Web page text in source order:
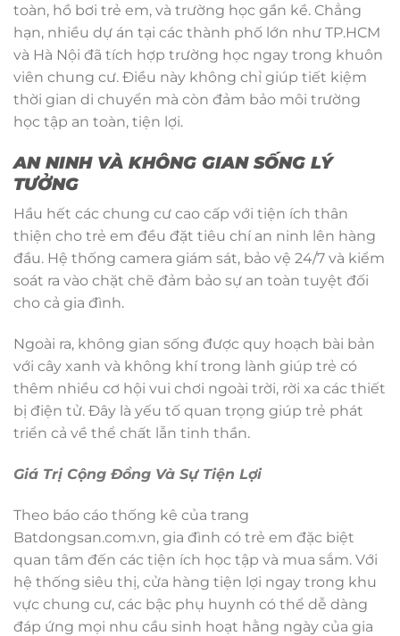
toàn, hồ bơi trẻ em, và trường học gần kề. Chẳng
hạn, nhiều dự án tại các thành phố lớn như TP.HCM
và Hà Nội đã tích hợp trường học ngay trong khuôn
viên chung cư. Điều này không chỉ giúp tiết kiệm
thời gian di chuyển mà còn đảm bảo môi trường
học tập an toàn, tiện lợi.
AN NINH VÀ KHÔNG GIAN SỐNG LÝ
TƯỞNG
Hầu hết các chung cư cao cấp với tiện ích thân
thiện cho trẻ em đều đặt tiêu chí an ninh lên hàng
đầu. Hệ thống camera giám sát, bảo vệ 24/7 và kiểm
soát ra vào chặt chẽ đảm bảo sự an toàn tuyệt đối
cho cả gia đình.
Ngoài ra, không gian sống được quy hoạch bài bản
với cây xanh và không khí trong lành giúp trẻ có
thêm nhiều cơ hội vui chơi ngoài trời, rời xa các thiết
bị điện tử. Đây là yếu tố quan trọng giúp trẻ phát
triển cả về thể chất lẫn tinh thần.
Giá Trị Cộng Đồng Và Sự Tiện Lợi
Theo báo cáo thống kê của trang
Batdongsan.com.vn, gia đình có trẻ em đặc biệt
quan tâm đến các tiện ích học tập và mua sắm. Với
hệ thống siêu thị, cửa hàng tiện lợi ngay trong khu
vực chung cư, các bậc phụ huynh có thể dễ dàng
đáp ứng mọi nhu cầu sinh hoạt hằng ngày của gia